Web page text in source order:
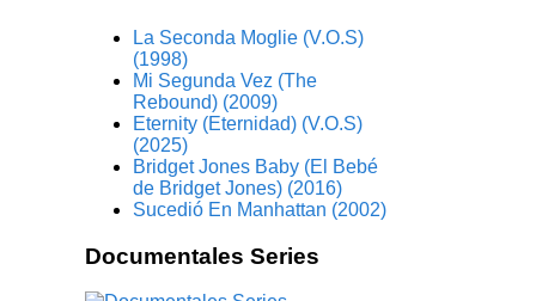
La Seconda Moglie (V.O.S)
(1998)
Mi Segunda Vez (The
Rebound) (2009)
Eternity (Eternidad) (V.O.S)
(2025)
Bridget Jones Baby (El Bebé
de Bridget Jones) (2016)
Sucedió En Manhattan (2002)
Documentales Series